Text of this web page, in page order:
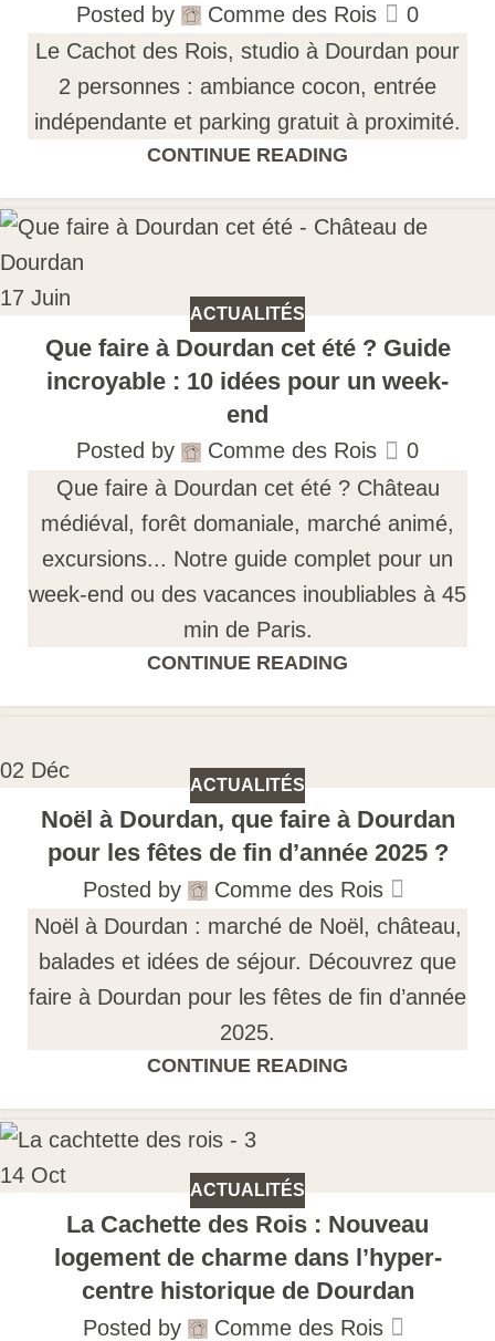
Posted by Comme des Rois
0
Le Cachot des Rois, studio à Dourdan pour
2 personnes : ambiance cocon, entrée
indépendante et parking gratuit à proximité.
CONTINUE READING
17 Juin
ACTUALITÉS
Que faire à Dourdan cet été ? Guide
incroyable : 10 idées pour un week-
end
Posted by Comme des Rois
0
Que faire à Dourdan cet été ? Château
médiéval, forêt domaniale, marché animé,
excursions... Notre guide complet pour un
week-end ou des vacances inoubliables à 45
min de Paris.
CONTINUE READING
02 Déc
ACTUALITÉS
Noël à Dourdan, que faire à Dourdan
pour les fêtes de fin d’année 2025 ?
Posted by
Comme des Rois
Noël à Dourdan : marché de Noël, château,
balades et idées de séjour. Découvrez que
faire à Dourdan pour les fêtes de fin d’année
2025.
CONTINUE READING
14 Oct
ACTUALITÉS
La Cachette des Rois : Nouveau
logement de charme dans l’hyper-
centre historique de Dourdan
Posted by Comme des Rois